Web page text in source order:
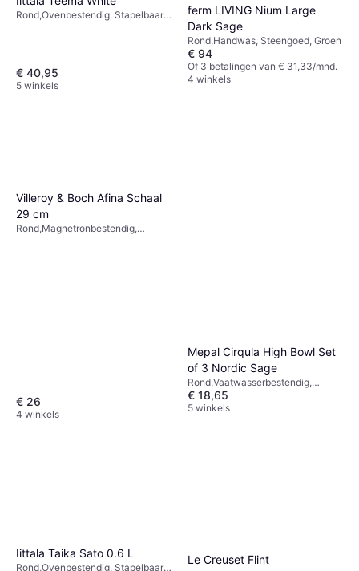
Rond,Ovenbestendig, Stapelbaar,
Vitreus porselein, Wit, Ontwerper:
Kaj Franck
€ 40,95
5 winkels
ferm LIVING Nium Large
Dark Sage
Rond,Handwas, Steengoed, Groen
€ 94
Of 3 betalingen van € 31,33/mnd.
4 winkels
Villeroy & Boch Afina Schaal
29 cm
Rond,Magnetronbestendig,
€ 26
4 winkels
Mepal Cirqula High Bowl Set
of 3 Nordic Sage
Rond,Vaatwasserbestendig,
Plastic, Groen
€ 18,65
5 winkels
Iittala Taika Sato 0.6 L
Rond,Ovenbestendig, Stapelbaar,
Le Creuset Flint